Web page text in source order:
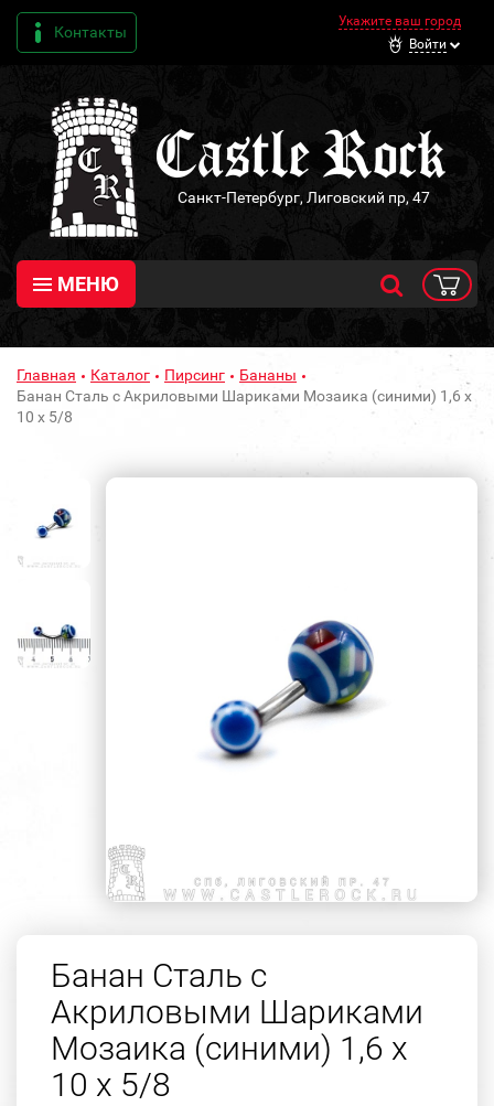
Контакты
Укажите ваш город
Войти
Санкт-Петербург, Лиговский пр, 47
МЕНЮ
Главная Каталог Пирсинг
Бананы
Банан Сталь с Акриловыми Шариками Мозаика (синими) 1,6 х
10 х 5/8
Банан Сталь с
Акриловыми Шариками
Мозаика (синими) 1,6 х
10 х 5/8